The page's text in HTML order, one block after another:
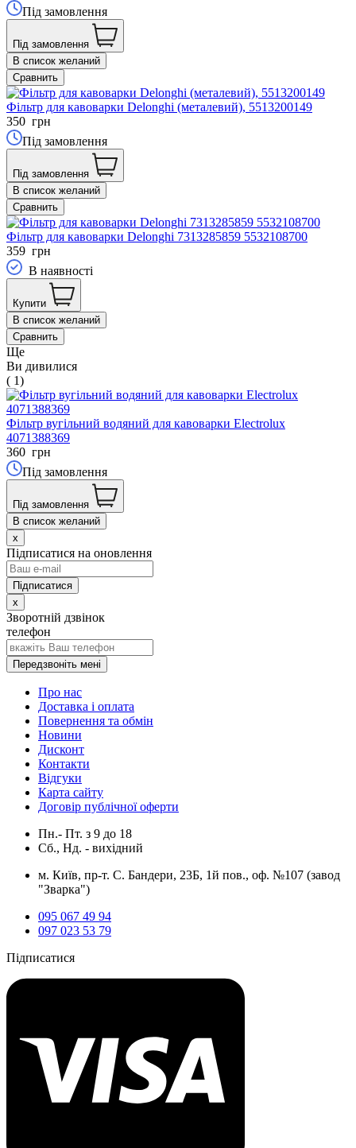
Під замовлення
Під замовлення
В список желаний
Сравнить
Фільтр для кавоварки Delonghi (металевий), 5513200149
350 грн
Під замовлення
Під замовлення
В список желаний
Сравнить
Фільтр для кавоварки Delonghi 7313285859 5532108700
359 грн
В наявності
Купити
В список желаний
Сравнить
Ще
Ви дивилися
( 1)
Фільтр вугільний водяний для кавоварки Electrolux
4071388369
360 грн
Під замовлення
Під замовлення
В список желаний
x
Підписатися на оновлення
x
Зворотній дзвінок
телефон
Передзвоніть мені
Про нас
Доставка і оплата
Повернення та обмін
Новини
Дисконт
Контакти
Відгуки
Карта сайту
Договір публічної оферти
Пн.- Пт. з 9 до 18
Сб., Нд. - вихідний
м. Київ, пр-т. С. Бандери, 23Б, 1й пов., оф. №107 (завод
"Зварка")
095 067 49 94
097 023 53 79
Підписатися